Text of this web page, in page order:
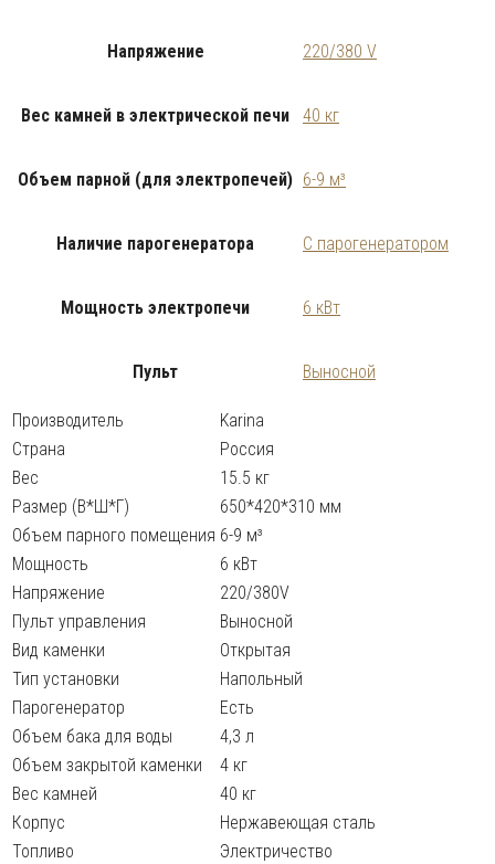
Напряжение 220/380 V
Вес камней в электрической печи 40 кг
Объем парной (для электропечей) 6-9 м³
Наличие парогенератора С парогенератором
Мощность электропечи 6 кВт
Пульт Выносной
Производитель
Karina
Страна
Россия
Вес
15.5 кг
Размер (В*Ш*Г)
650*420*310 мм
Объем парного помещения 6-9 м³
Мощность
6 кВт
Напряжение
220/380V
Пульт управления
Выносной
Вид каменки
Открытая
Тип установки
Напольный
Парогенератор
Есть
Объем бака для воды
4,3 л
Объем закрытой каменки
4 кг
Вес камней
40 кг
Корпус
Нержавеющая сталь
Топливо
Электричество